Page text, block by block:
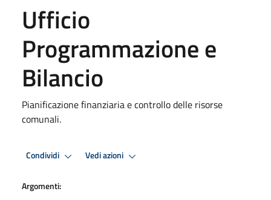
Ufficio
Programmazione e
Bilancio
Pianificazione finanziaria e controllo delle risorse
comunali.
Condividi Vedi azioni
Argomenti: